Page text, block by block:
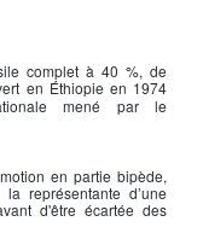
complet à 40 %, de
en Éthiopie en 1974
mené par le
en partie bipède,
représentante d’une
d'être écartée des